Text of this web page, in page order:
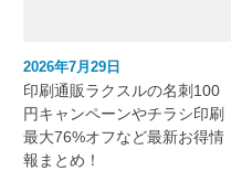
2026年7月29日
印刷通販ラクスルの名刺100
円キャンペーンやチラシ印刷
最大76%オフなど最新お得情
報まとめ！